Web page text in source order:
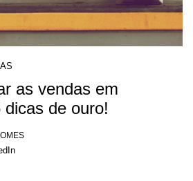
as vendas em
de ouro!